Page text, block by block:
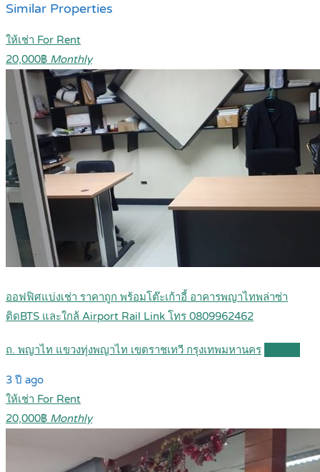
Similar Properties
ให้เช่า For Rent
20,000฿ Monthly
ออฟฟิศแบ่งเช่า ราคาถูก พร้อมโต๊ะเก้าอี้ อาคารพญาไทพล่าซ่า
ติดBTS และใกล้ Airport Rail Link โทร 0809962462
ถ. พญาไท แขวงทุ่งพญาไท เขตราชเทวี กรุงเทพมหานคร
3 ปี ago
ให้เช่า For Rent
20,000฿ Monthly